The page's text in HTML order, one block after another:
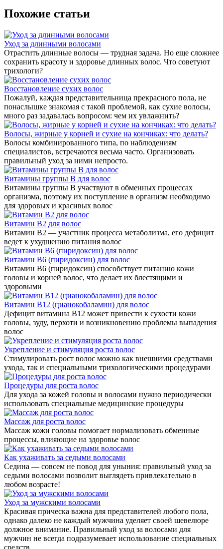
Похожие статьи
Уход за длинными волосами
Отрастить длинные волосы — трудная задача. Но еще сложнее
сохранить красоту и здоровье длинных волос. Что советуют
трихологи?
Восстановление сухих волос
Пожалуй, каждая представительница прекрасного пола, не
понаслышке знакомая с такой проблемой, как сухие волосы,
много раз задавалась вопросом: чем их увлажнить?
Волосы, жирные у корней и сухие на кончиках: что делать?
Волосы комбинированного типа, по наблюдениям
специалистов, встречаются весьма часто. Организовать
правильный уход за ними непросто.
Витамины группы В для волос
Витамины группы B участвуют в обменных процессах
организма, поэтому их поступление в организм необходимо
для здоровых и красивых волос
Витамин В2 для волос
Витамин B2 — участник процесса метаболизма, его дефицит
ведет к ухудшению питания волос
Витамин B6 (пиридоксин) для волос
Витамин В6 (пиридоксин) способствует питанию кожи
головы и корней волос, что делает их блестящими и
здоровыми
Витамин В12 (цианокобаламин) для волос
Дефицит витамина В12 может привести к сухости кожи
головы, зуду, перхоти и возникновению проблемы выпадения
волос
Укрепление и стимуляция роста волос
Стимулировать рост волос можно как внешними средствами
ухода, так и специальными трихологическими процедурами
Процедуры для роста волос
Для ухода за кожей головы и волосами нужно периодически
использовать специальные медицинские процедуры
Массаж для роста волос
Массаж кожи головы помогает нормализовать обменные
процессы, влияющие на здоровье волос
Как ухаживать за седыми волосами
Седина — совсем не повод для уныния: правильный уход за
седыми волосами позволит выглядеть привлекательно в
любом возрасте!
Уход за мужскими волосами
Красивая прическа важна для представителей любого пола,
однако далеко не каждый мужчина уделяет своей шевелюре
должное внимание. Правильный уход за волосами для
мужчин не всегда подразумевает использование специальных